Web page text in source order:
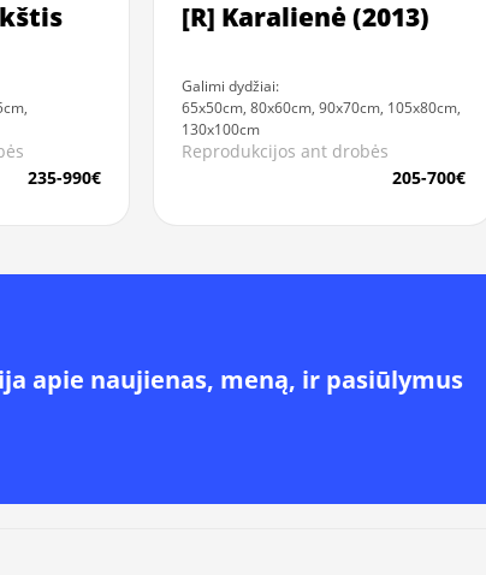
235-990€
[R] Karalienė (2013)
Galimi dydžiai:
65x50cm, 80x60cm, 90x70cm, 105x80cm,
130x100cm
Reprodukcijos ant drobės
205-700€
apie naujienas, meną, ir pasiūlymus